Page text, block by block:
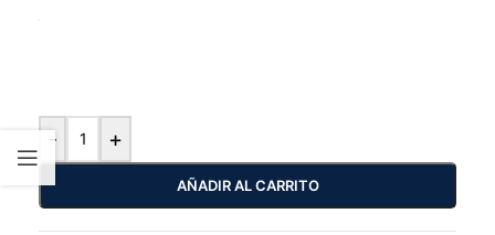
- +
AÑADIR AL CARRITO